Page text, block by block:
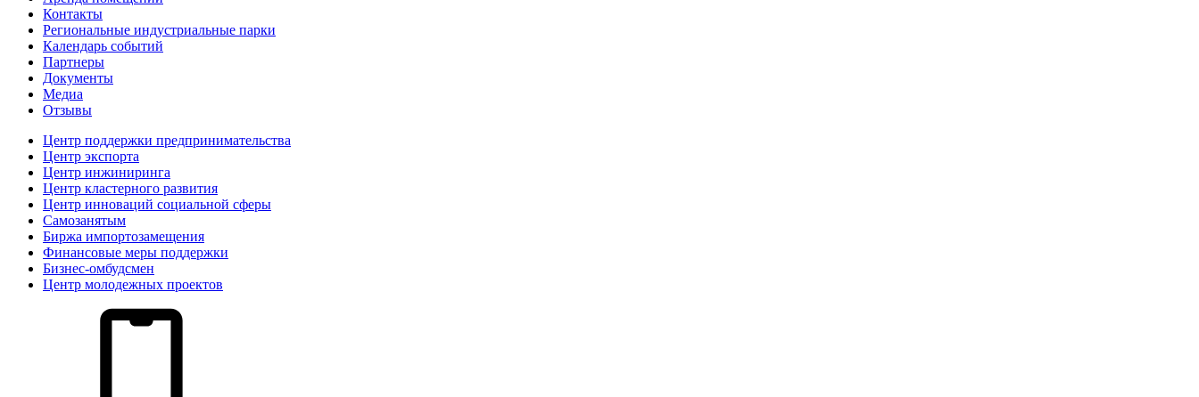
Контакты
Региональные индустриальные парки
Календарь событий
Партнеры
Документы
Медиа
Отзывы
Центр поддержки предпринимательства
Центр экспорта
Центр инжиниринга
Центр кластерного развития
Центр инноваций социальной сферы
Cамозанятым
Биржа импортозамещения
Финансовые меры поддержки
Бизнес-омбудсмен
Центр молодежных проектов